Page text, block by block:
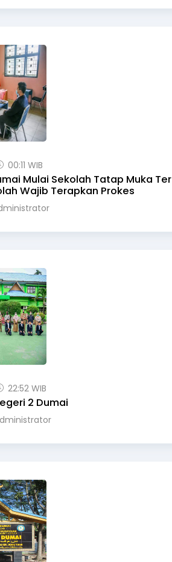
00:11 WIB
Mulai Sekolah Tatap Muka
Wajib Terapkan Prokes
22:52 WIB
2 Dumai